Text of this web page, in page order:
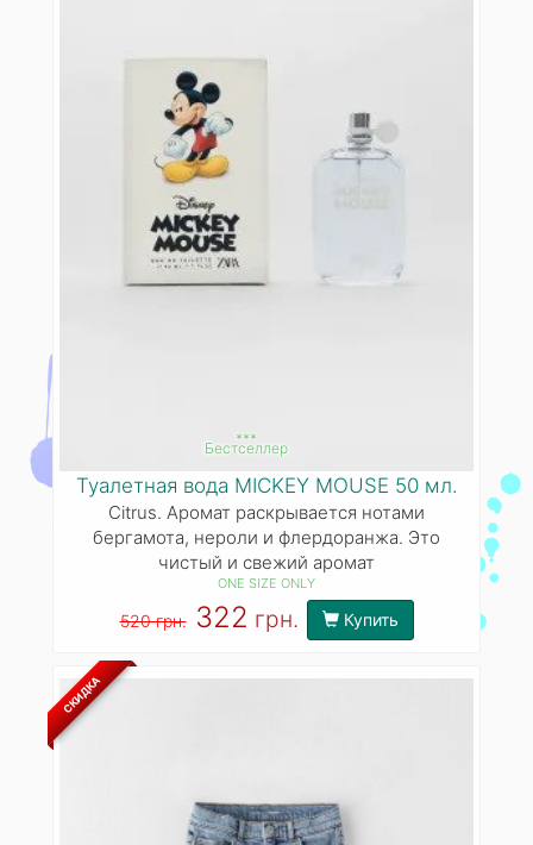
***
Бестселлер
Туалетная вода MICKEY MOUSE 50 мл.
Citrus. Аромат раскрывается нотами
бергамота, нероли и флердоранжа. Это
чистый и свежий аромат
ONE SIZE ONLY
520 грн. 322 грн. Купить
СКИДКА